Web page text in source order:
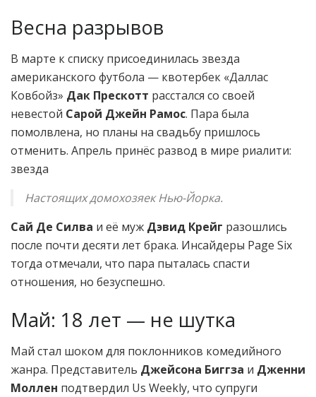
Весна разрывов
В марте к списку присоединилась звезда
американского футбола — квотербек «Даллас
Ковбойз» Дак Прескотт расстался со своей
невестой Сарой Джейн Рамос. Пара была
помолвлена, но планы на свадьбу пришлось
отменить. Апрель принёс развод в мире риалити:
звезда
Настоящих домохозяек Нью-Йорка.
Сай Де Силва и её муж Дэвид Крейг разошлись
после почти десяти лет брака. Инсайдеры Page Six
тогда отмечали, что пара пыталась спасти
отношения, но безуспешно.
Май: 18 лет — не шутка
Май стал шоком для поклонников комедийного
жанра. Представитель Джейсона Биггза и Дженни
Моллен подтвердил Us Weekly, что супруги